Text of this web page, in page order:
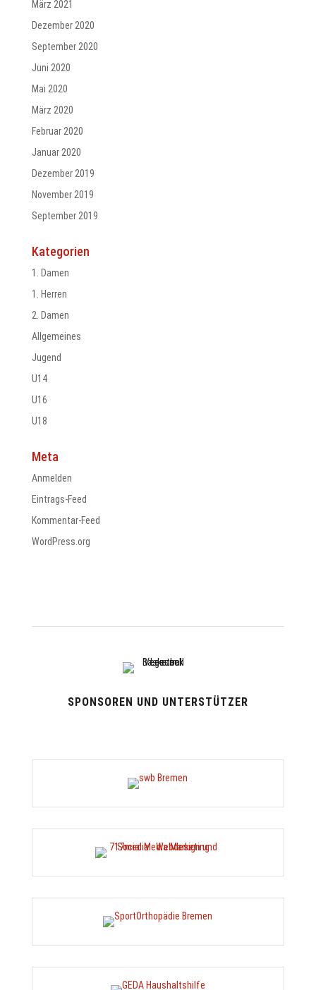
März 2021
Dezember 2020
September 2020
Juni 2020
Mai 2020
März 2020
Februar 2020
Januar 2020
Dezember 2019
November 2019
September 2019
Kategorien
1. Damen
1. Herren
2. Damen
Allgemeines
Jugend
U14
U16
U18
Meta
Anmelden
Eintrags-Feed
Kommentar-Feed
WordPress.org
SPONSOREN UND UNTERSTÜTZER